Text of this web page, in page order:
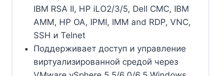
IBM RSA II, HP iLO2/3/5, Dell CMC, IBM
AMM, HP OA, IPMI, IMM and RDP, VNC,
SSH и Telnet
Поддерживает доступ и управление
виртуализированной средой через